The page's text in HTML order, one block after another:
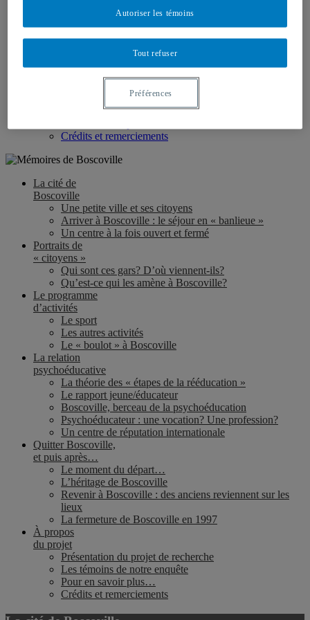
Le moment du départ…
Revenir à Boscoville : des anciens reviennent sur les
Présentation du projet de recherche
Les témoins de notre enquête
Crédits et remerciements
La cité de
Boscoville
Une petite ville et ses citoyens
Arriver à Boscoville : le séjour en « banlieue »
Un centre à la fois ouvert et fermé
Portraits de
« citoyens »
Qui sont ces gars? D’où viennent-ils?
Qu’est-ce qui les amène à Boscoville?
Le programme
d’activités
Le sport
Les autres activités
Le « boulot » à Boscoville
La relation
psychoéducative
La théorie des « étapes de la rééducation »
Le rapport jeune/éducateur
Boscoville, berceau de la psychoéducation
Psychoéducateur : une vocation? Une profession?
Un centre de réputation internationale
Quitter Boscoville,
et puis après…
Le moment du départ…
L’héritage de Boscoville
Revenir à Boscoville : des anciens reviennent sur les
lieux
La fermeture de Boscoville en 1997
À propos
du projet
Présentation du projet de recherche
Les témoins de notre enquête
Pour en savoir plus…
Crédits et remerciements
Tout refuser
Autoriser les témoins
Préférences